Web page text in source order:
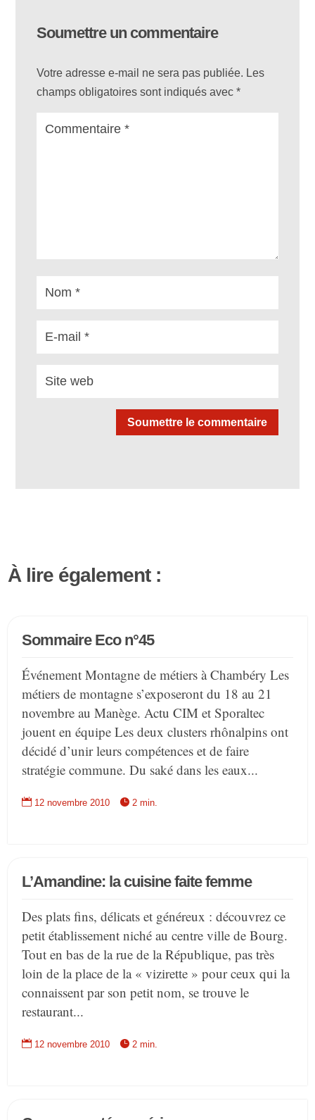
Soumettre un commentaire
Votre adresse e-mail ne sera pas publiée. Les
champs obligatoires sont indiqués avec*
Soumettre le commentaire
À lire également :
Sommaire Eco n°45
Événement Montagne de métiers à Chambéry Les
métiers de montagne s’exposeront du 18 au 21
novembre au Manège. Actu CIM et Sporaltec
jouent en équipe Les deux clusters rhônalpins ont
décidé d’unir leurs compétences et de faire
stratégie commune. Du saké dans les eaux...
 12 novembre 2010  2 min.
L’Amandine: la cuisine faite femme
Des plats fins, délicats et généreux : découvrez ce
petit établissement niché au centre ville de Bourg.
Tout en bas de la rue de la République, pas très
loin de la place de la « vizirette » pour ceux qui la
connaissent par son petit nom, se trouve le
restaurant...
 12 novembre 2010  2 min.